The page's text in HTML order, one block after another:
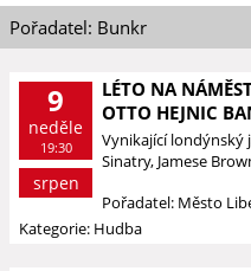
Pořadatel: Bunkr
9
neděle
19:30
srpen
LÉTO NA
OTTO HEJNIC
Vynikající londýnský
Sinatry, Jamese
Pořadatel: Město
Kategorie: Hudba